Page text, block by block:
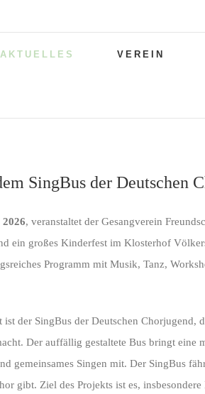
AKTUELLES VEREIN
SingBus der Deutschen
2026, veranstaltet der Gesangverein
ein großes Kinderfest im Klosterhof
Programm mit Musik, Tanz,
der SingBus der Deutschen Chorjugend,
Der auffällig gestaltete Bus bringt eine
gemeinsames Singen mit. Der SingBus
gibt. Ziel des Projekts ist es,